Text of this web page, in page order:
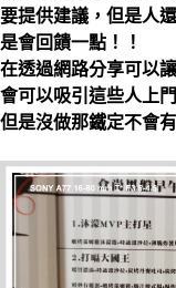
要提供建議，但是人
是會回饋一點！！
在透過網路分享可以
會可以吸引這些人上門
但是沒做那鐵定不會